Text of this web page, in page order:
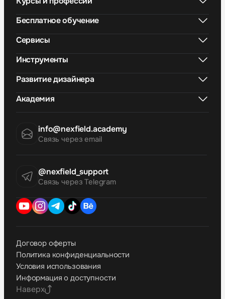
info@nexfield.academy
Связь через email
@nexfield_support
Связь через Telegram
Бесплатное обучение
Сервисы
Инструменты
Развитие дизайнера
Академия
Договор оферты
Политика конфиденциальности
Условия использования
Информация о доступности
Наверх